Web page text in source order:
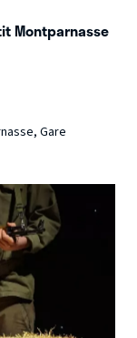
Montparnasse
Gare